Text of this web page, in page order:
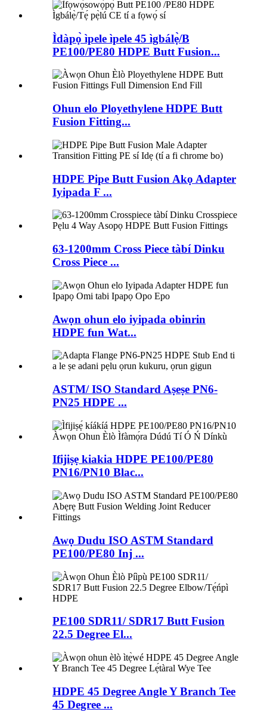
Ìdàpọ̀ ìpele ìpele 45 ìgbálẹ̀/B
PE100/PE80 HDPE Butt Fusion...
Ohun elo Ployethylene HDPE Butt
Fusion Fitting...
HDPE Pipe Butt Fusion Akọ Adapter
Iyipada F ...
63-1200mm Cross Piece tàbí Dinku
Cross Piece ...
Awọn ohun elo iyipada obinrin
HDPE fun Wat...
ASTM/ ISO Standard Aṣeṣe PN6-
PN25 HDPE ...
Ifijiṣẹ kiakia HDPE PE100/PE80
PN16/PN10 Blac...
Awọ Dudu ISO ASTM Standard
PE100/PE80 Inj ...
PE100 SDR11/ SDR17 Butt Fusion
22.5 Degree El...
HDPE 45 Degree Angle Y Branch Tee
45 Degree ...